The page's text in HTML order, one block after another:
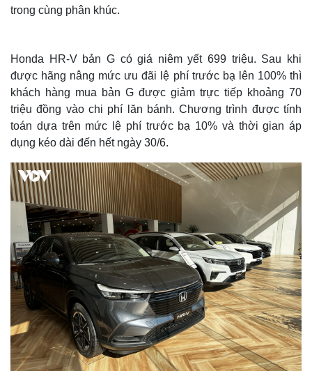
trong cùng phân khúc.
Honda HR-V bản G có giá niêm yết 699 triệu. Sau khi
được hãng nâng mức ưu đãi lệ phí trước bạ lên 100% thì
khách hàng mua bản G được giảm trực tiếp khoảng 70
triệu đồng vào chi phí lăn bánh. Chương trình được tính
toán dựa trên mức lệ phí trước bạ 10% và thời gian áp
dụng kéo dài đến hết ngày 30/6.